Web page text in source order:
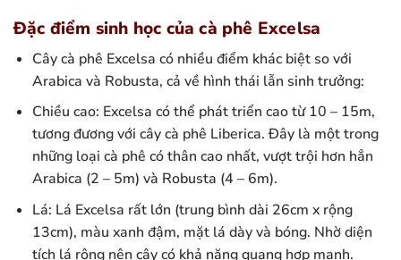
Đặc điểm sinh học của cà phê Excelsa
Cây cà phê Excelsa có nhiều điểm khác biệt so với
Arabica và Robusta, cả về hình thái lẫn sinh trưởng:
Chiều cao: Excelsa có thể phát triển cao từ 10 – 15m,
tương đương với cây cà phê Liberica. Đây là một trong
những loại cà phê có thân cao nhất, vượt trội hơn hẳn
Arabica (2 – 5m) và Robusta (4 – 6m).
Lá: Lá Excelsa rất lớn (trung bình dài 26cm x rộng
13cm), màu xanh đậm, mặt lá dày và bóng. Nhờ diện
tích lá rộng nên cây có khả năng quang hợp mạnh.